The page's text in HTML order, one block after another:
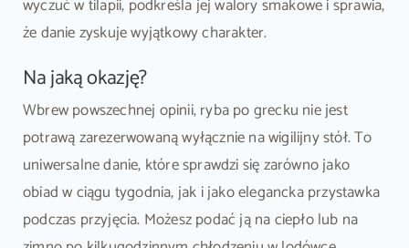
wyczuć w tilapii, podkreśla jej walory smakowe i sprawia,
że danie zyskuje wyjątkowy charakter.
Na jaką okazję?
Wbrew powszechnej opinii, ryba po grecku nie jest
potrawą zarezerwowaną wyłącznie na wigilijny stół. To
uniwersalne danie, które sprawdzi się zarówno jako
obiad w ciągu tygodnia, jak i jako elegancka przystawka
podczas przyjęcia. Możesz podać ją na ciepło lub na